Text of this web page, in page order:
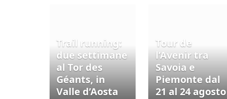
Trail running:
due settimane
al Tor des
Géants, in
Valle d’Aosta
Tour de
l’Avenir tra
Savoia e
Piemonte dal
21 al 24 agosto